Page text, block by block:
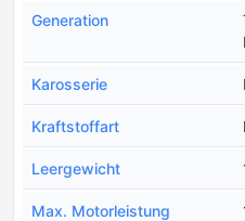
Generation
Karosserie
Kraftstoffart
Leergewicht
Max. Motorleistung